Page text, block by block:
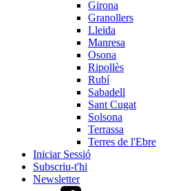
Girona
Granollers
Lleida
Manresa
Osona
Ripollès
Rubí
Sabadell
Sant Cugat
Solsona
Terrassa
Terres de l'Ebre
Iniciar Sessió
Subscriu-t'hi
Newsletter